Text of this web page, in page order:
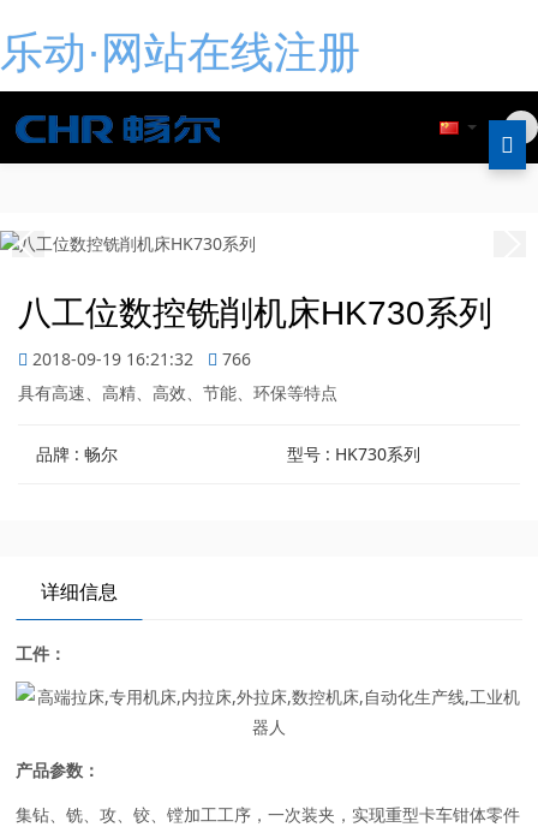
乐动·网站在线注册
八工位数控铣削机床HK730系列
2018-09-19 16:21:32
766
具有高速、高精、高效、节能、环保等特点
品牌 : 畅尔 型号 : HK730系列
详细信息
工件：
产品参数：
集钻、铣、攻、铰、镗加工工序，一次装夹，实现重型卡车钳体零件